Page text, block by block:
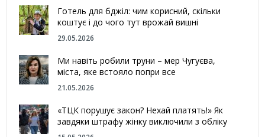
Готель для бджіл: чим корисний, скільки
коштує і до чого тут врожай вишні
29.05.2026
Ми навіть робили труни – мер Чугуєва,
міста, яке встояло попри все
21.05.2026
«ТЦК порушує закон? Нехай платять!» Як
завдяки штрафу жінку виключили з обліку